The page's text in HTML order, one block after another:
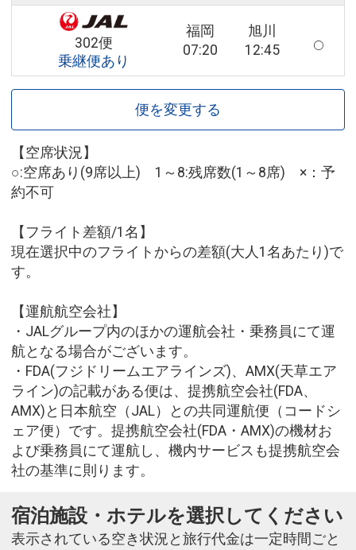
302便
乗継便あり
福岡
07:20
旭川
12:45
便を変更する
【空席状況】
○:空席あり(9席以上) 1～8:残席数(1～8席) ×：予
約不可
【フライト差額/1名】
現在選択中のフライトからの差額(大人1名あたり)で
す。
【運航航空会社】
・JALグループ内のほかの運航会社・乗務員にて運
航となる場合がございます。
・FDA(フジドリームエアラインズ)、AMX(天草エア
ライン)の記載がある便は、提携航空会社(FDA、
AMX)と日本航空（JAL）との共同運航便（コードシ
ェア便）です。提携航空会社(FDA・AMX)の機材お
よび乗務員にて運航し、機内サービスも提携航空会
社の基準に則ります。
宿泊施設・ホテルを選択してください
表示されている空き状況と旅行代金は一定時間ごと